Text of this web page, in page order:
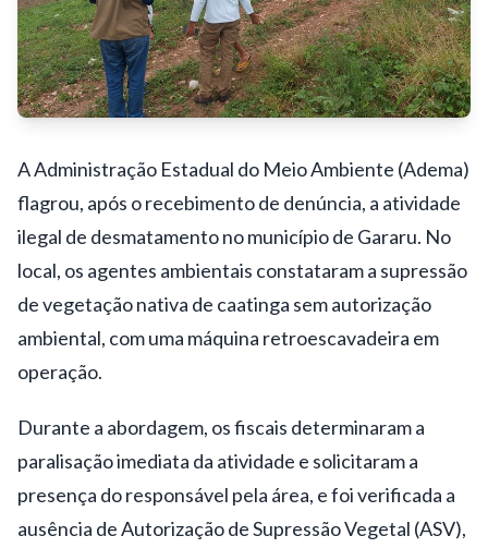
A Administração Estadual do Meio Ambiente (Adema)
flagrou, após o recebimento de denúncia, a atividade
ilegal de desmatamento no município de Gararu. No
local, os agentes ambientais constataram a supressão
de vegetação nativa de caatinga sem autorização
ambiental, com uma máquina retroescavadeira em
operação.
Durante a abordagem, os fiscais determinaram a
paralisação imediata da atividade e solicitaram a
presença do responsável pela área, e foi verificada a
ausência de Autorização de Supressão Vegetal (ASV),